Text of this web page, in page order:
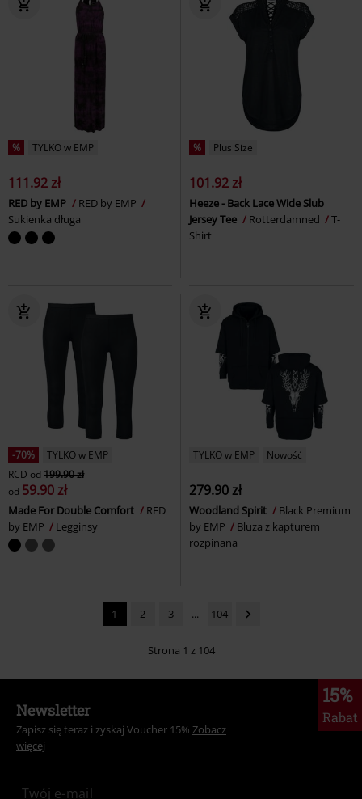
% TYLKO w EMP
111.92 zł
RED by EMP
RED by EMP
Sukienka długa
% Plus Size
101.92 zł
Heeze - Back Lace Wide Slub
Jersey Tee
Rotterdamned
T-
Shirt
-70%
TYLKO w EMP
RCD od 199.90 zł
od 59.90 zł
Made For Double Comfort
RED
by EMP
Legginsy
TYLKO w EMP Nowość
279.90 zł
Woodland Spirit
Black Premium
by EMP
Bluza z kapturem
rozpinana
1 2 3 ... 104
Strona 1 z 104
15%
Rabat
Newsletter
Zapisz się teraz i zyskaj Voucher 15% Zobacz
więcej